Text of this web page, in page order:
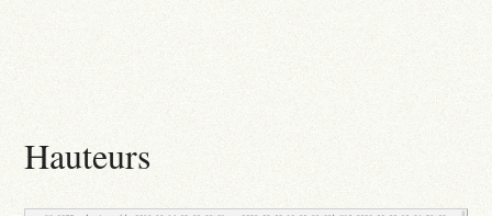
Hauteurs